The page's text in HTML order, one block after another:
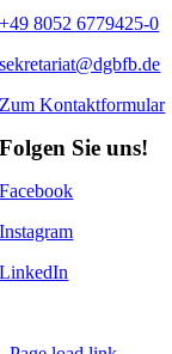
+49 8052 6779425-0
sekretariat@dgbfb.de
Zum Kontaktformular
Folgen Sie uns!
Facebook
Instagram
LinkedIn